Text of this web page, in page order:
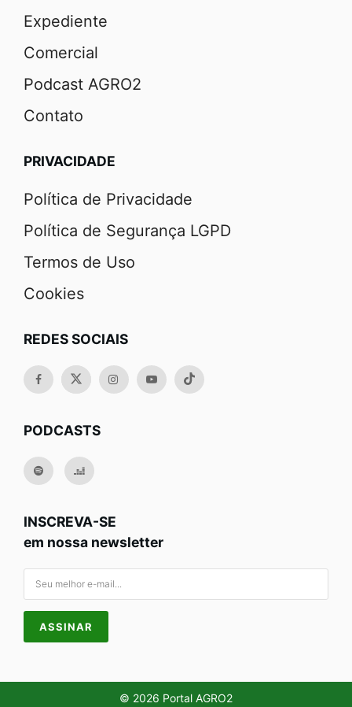
Expediente
Comercial
Podcast AGRO2
Contato
PRIVACIDADE
Política de Privacidade
Política de Segurança LGPD
Termos de Uso
Cookies
REDES SOCIAIS
PODCASTS
INSCREVA-SE
em nossa newsletter
© 2026 Portal AGRO2